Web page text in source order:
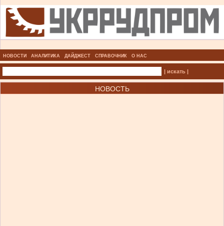
НОВОСТИ АНАЛИТИКА ДАЙДЖЕСТ СПРАВОЧНИК О НАС
| искать |
НОВОСТЬ